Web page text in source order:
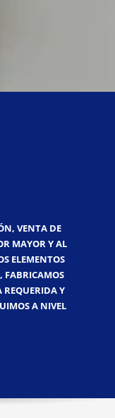
VENTA DE
MAYOR Y AL
ELEMENTOS
FABRICAMOS
REQUERIDA Y
A NIVEL